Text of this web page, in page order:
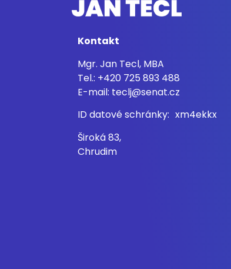
Kontakt
Mgr. Jan Tecl, MBA
Tel.: +420 725 893 488
E-mail: teclj@senat.cz
ID datové schránky: xm4ekkx
Široká 83,
Chrudim